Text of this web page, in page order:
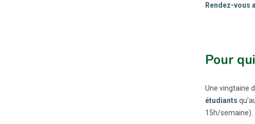
Rendez-vous
Pour
Une vingtaine
étudiants
15h/semaine).